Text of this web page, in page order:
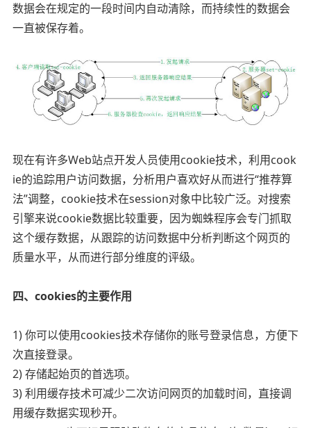
数据会在规定的一段时间内自动清除，而持续性的数据会
一直被保存着。
现在有许多Web站点开发人员使用cookie技术，利用cook
ie的追踪用户访问数据，分析用户喜欢好从而进行“推荐算
法”调整，cookie技术在session对象中比较广泛。对搜索
引擎来说cookie数据比较重要，因为蜘蛛程序会专门抓取
这个缓存数据，从跟踪的访问数据中分析判断这个网页的
质量水平，从而进行部分维度的评级。
四、cookies的主要作用
1) 你可以使用cookies技术存储你的账号登录信息，方便下
次直接登录。
2) 存储起始页的首选项。
3) 利用缓存技术可减少二次访问网页的加载时间，直接调
用缓存数据实现秒开。